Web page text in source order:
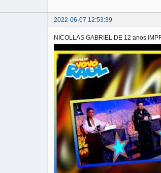
2022-06-07 12:53:39
NICOLLAS GABRIEL DE 12 anos